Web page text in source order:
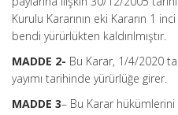
Kurulu Kararının eki Kararın 1
bendi yürürlükten kaldırılmıştır.
MADDE 2- Bu Karar, 1/4/2020
yayımı tarihinde yürürlüğe girer.
MADDE 3– Bu Karar